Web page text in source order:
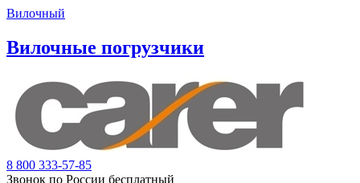
Вилочный
Вилочные погрузчики
8 800 333-57-85
Звонок по России бесплатный